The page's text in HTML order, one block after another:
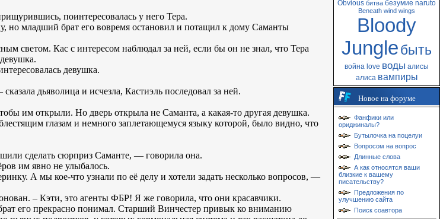
поинтересовалась у него Тера.
но младший брат его вовремя остановил и потащил к дому Саманты
светом. Кас с интересом наблюдал за ней, если бы он не знал, что Тера
девушка.
дьяволица и исчезла, Кастиэль последовал за ней.
им открыли. Но дверь открыла не Саманта, а какая-то другая девушка.
глазам и немного заплетающемуся языку которой, было видно, что
сделать сюрприз Саманте, — говорила она.
им явно не улыбалось.
А мы кое-что узнали по её делу и хотели задать несколько вопросов, —
– Кэти, это агенты ФБР! Я же говорила, что они красавчики.
его прекрасно понимал. Старший Винчестер привык ко вниманию
Obvious битва безумие naruto
Beneath wind wings
Bloody
Jungleбыть
война love воды алисы
алиса вампиры
Новое на форуме
Фанфики или
ориджиналы?
Бутылочка на поцелуи
Вопросом на вопрос
Длинные слова
А как относятся ваши
близкие к вашему
писательству?
Предложения по
улучшению сайта
Поиск соавтора